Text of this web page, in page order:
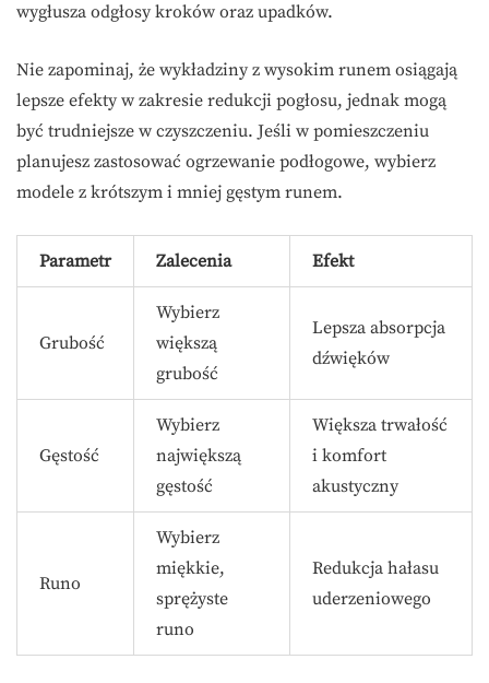
wygłusza odgłosy kroków oraz upadków.
Nie zapominaj, że wykładziny z wysokim runem osiągają
lepsze efekty w zakresie redukcji pogłosu, jednak mogą
być trudniejsze w czyszczeniu. Jeśli w pomieszczeniu
planujesz zastosować ogrzewanie podłogowe, wybierz
modele z krótszym i mniej gęstym runem.
Parametr Zalecenia Efekt
Grubość
Wybierz
większą
grubość
Lepsza absorpcja
dźwięków
Gęstość
Wybierz
największą
gęstość
Większa trwałość
i komfort
akustyczny
Runo
Wybierz
miękkie,
sprężyste
runo
Redukcja hałasu
uderzeniowego